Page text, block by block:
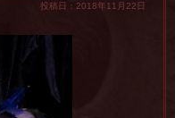
投稿日：2018年11月22日